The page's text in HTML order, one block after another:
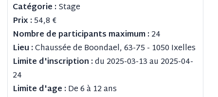
Catégorie :Stage
Prix :54,8 €
Nombre de participants maximum :24
Lieu :Chaussée de Boondael, 63-75 - 1050 Ixelles
Limite d'inscription :du 2025-03-13 au 2025-04-
24
Limite d'age :De 6 à 12 ans